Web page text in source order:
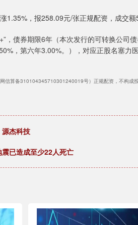
1.35%，报258.09元/张正规配资，成交额
，债券期限6年（本次发行的可转换公司
，第六年3.00%。），对应正股名塞力
信算备310104345710301240019号）正规配资，不构成投
杰科技
已造成至少22人死亡